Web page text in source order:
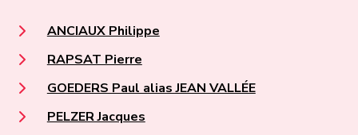
ANCIAUX Philippe
RAPSAT Pierre
GOEDERS Paul alias JEAN VALLÉE
PELZER Jacques